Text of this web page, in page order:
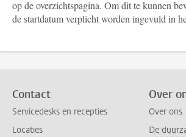
op de overzichtspagina. Om dit te kunnen
de startdatum verplicht worden ingevuld in
Contact
Servicedesks en recepties
Locaties
Over
Over ons
De